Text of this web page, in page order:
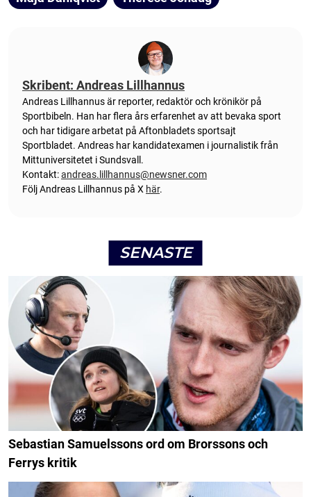
Skribent: Andreas Lillhannus
Andreas Lillhannus är reporter, redaktör och krönikör på
Sportbibeln. Han har flera års erfarenhet av att bevaka sport
och har tidigare arbetat på Aftonbladets sportsajt
Sportbladet. Andreas har kandidatexamen i journalistik från
Mittuniversitetet i Sundsvall.
Kontakt:andreas.lillhannus@newsner.com
Följ Andreas Lillhannus på X här.
SENASTE
Sebastian Samuelssons ord om Brorssons och
Ferrys kritik